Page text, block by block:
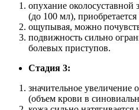
опухание околосуставной
(до 100 мл),
ощупывая, можно
подвижность сильно
болевых приступов.
Стадия 3:
значительное увеличение
(объем крови в